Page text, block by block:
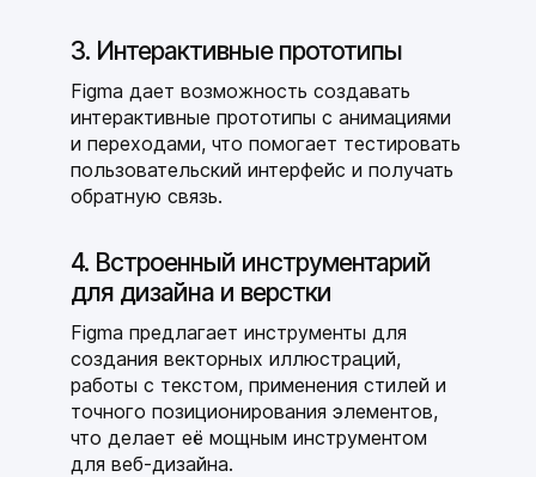
3. Интерактивные прототипы
Figma дает возможность создавать
интерактивные прототипы с анимациями
и переходами, что помогает тестировать
пользовательский интерфейс и получать
обратную связь.
4. Встроенный инструментарий
для дизайна и верстки
Figma предлагает инструменты для
создания векторных иллюстраций,
работы с текстом, применения стилей и
точного позиционирования элементов,
что делает её мощным инструментом
для веб-дизайна.